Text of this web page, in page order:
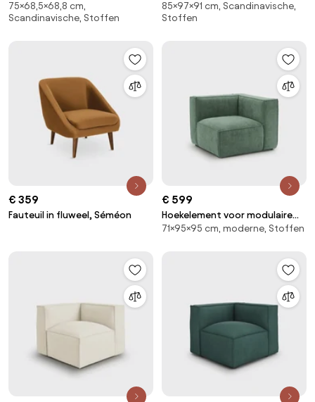
DILMA
75×68,5×68,8 cm,
Scandinavische, Stoffen
85×97×91 cm, Scandinavische,
Stoffen
€ 359
Fauteuil in fluweel, Séméon
€ 599
Hoekelement voor modulaire
bank, in fluweel met structuur,
71×95×95 cm, moderne, Stoffen